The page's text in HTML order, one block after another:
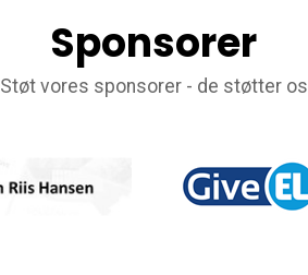
Sponsorer
Støt vores sponsorer - de støtter os